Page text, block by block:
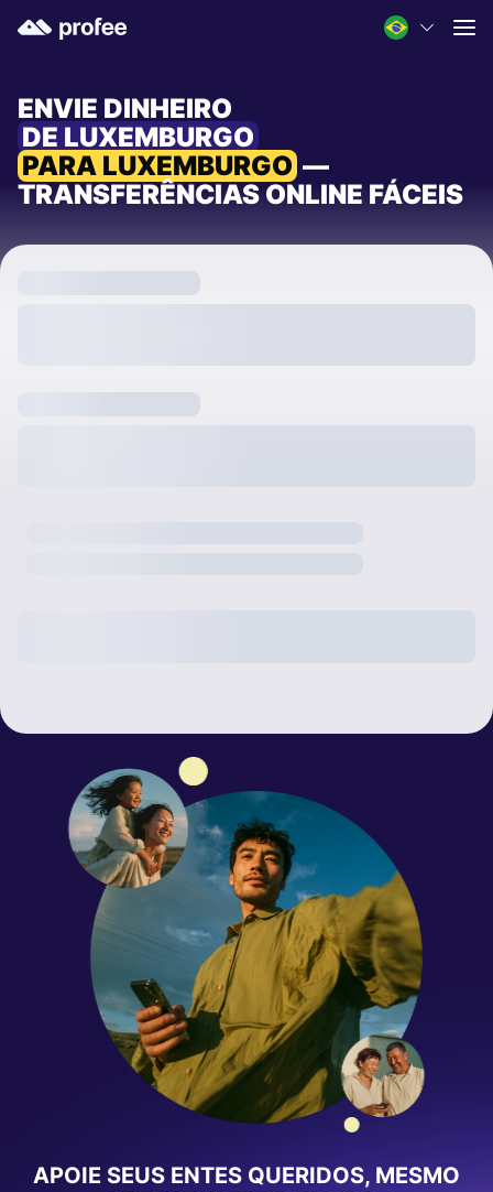
ENVIE DINHEIRO
DE LUXEMBURGO
PARA LUXEMBURGO —
TRANSFERÊNCIAS ONLINE FÁCEIS
APOIE SEUS ENTES QUERIDOS, MESMO